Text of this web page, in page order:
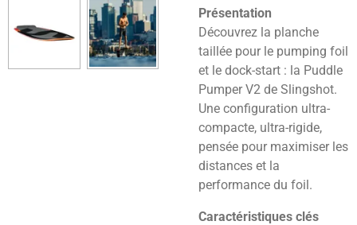
Présentation
Découvrez la planche
taillée pour le pumping foil
et le dock-start : la Puddle
Pumper V2 de Slingshot.
Une configuration ultra-
compacte, ultra-rigide,
pensée pour maximiser les
distances et la
performance du foil.
Caractéristiques clés